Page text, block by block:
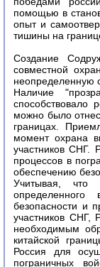
помощью в
опыт и
тишины на
Создание
совместной
неопределенную
Наличие
способствовало
можно было
границах.
момент охрана
участников СНГ.
процессов в
обеспечению
Учитывая, что
безопасности и
участников СНГ,
необходимым
китайской
Россия для
пограничных